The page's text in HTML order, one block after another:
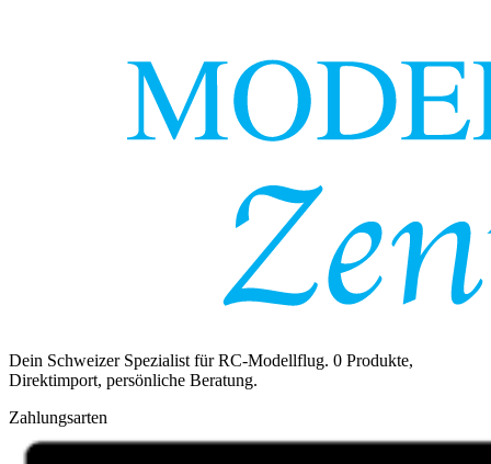
Dein Schweizer Spezialist für RC-Modellflug. 0 Produkte,
Direktimport, persönliche Beratung.
Zahlungsarten